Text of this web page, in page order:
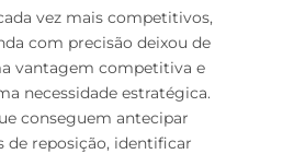
vez mais competitivos,
com precisão deixou de
vantagem competitiva e
necessidade estratégica.
conseguem antecipar
de reposição, identificar